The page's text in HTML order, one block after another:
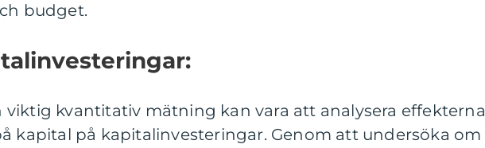
budget.
viktig kvantitativ mätning kan vara att analysera effekterna
kapital på kapitalinvesteringar. Genom att undersöka om